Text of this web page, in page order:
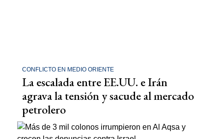
CONFLICTO EN MEDIO ORIENTE
La escalada entre EE.UU. e Irán
agrava la tensión y sacude al mercado
petrolero